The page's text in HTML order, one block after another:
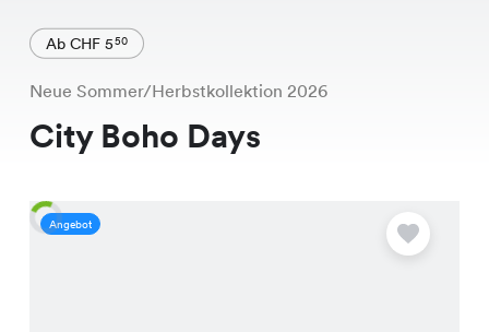
Ab CHF 550
Neue Sommer/Herbstkollektion 2026
City Boho Days
Angebot